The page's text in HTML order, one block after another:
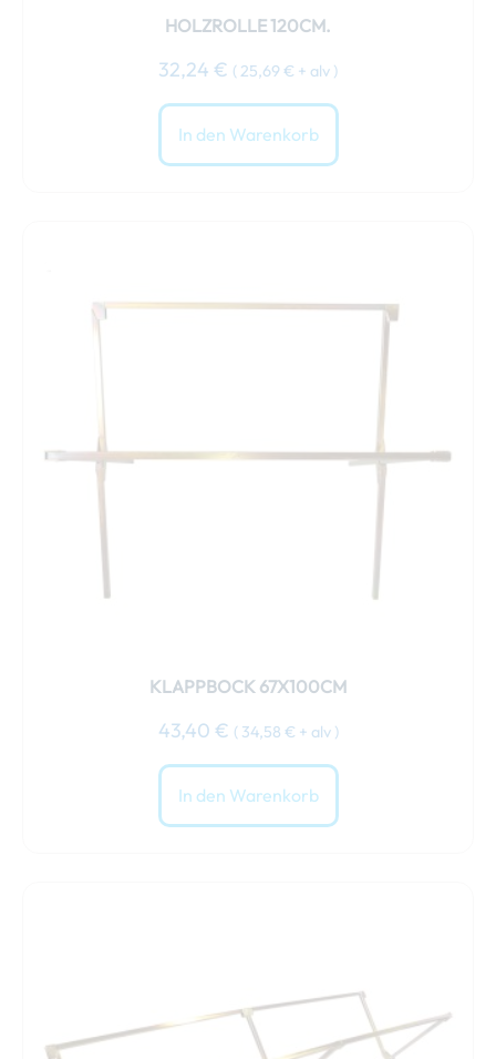
HOLZROLLE 120CM.
32,24 € (25,69 € + alv )
In den Warenkorb
KLAPPBOCK 67X100CM
43,40 € ( 34,58 € + alv )
In den Warenkorb